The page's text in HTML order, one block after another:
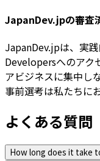
JapanDev.jpの審査
JapanDev.jpは、実
Developersへのアク
アビジネスに集中し
事前選考は私たちに
よくある質問
How long does it take